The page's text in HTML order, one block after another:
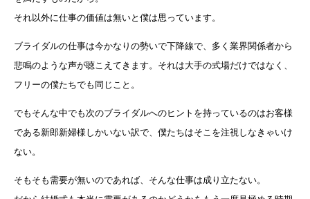
それ以外に仕事の価値は無いと僕は思っています。
ブライダルの仕事は今かなりの勢いで下降線で、多く業界関係者から
悲鳴のような声が聴こえてきます。それは大手の式場だけではなく、
フリーの僕たちでも同じこと。
でもそんな中でも次のブライダルへのヒントを持っているのはお客様
である新郎新婦様しかいない訳で、僕たちはそこを注視しなきゃいけ
ない。
そもそも需要が無いのであれば、そんな仕事は成り立たない。